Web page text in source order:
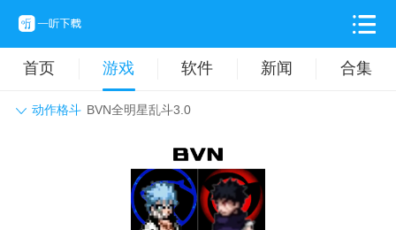
首页 游戏 软件 新闻 合集
动作格斗 BVN全明星乱斗3.0
动作格斗 休闲益智
卡牌对战 音乐舞蹈
挂机养成